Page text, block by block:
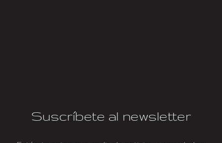
Suscríbete al newsletter